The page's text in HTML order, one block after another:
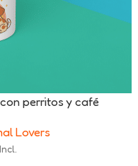
perritos y café
Lovers